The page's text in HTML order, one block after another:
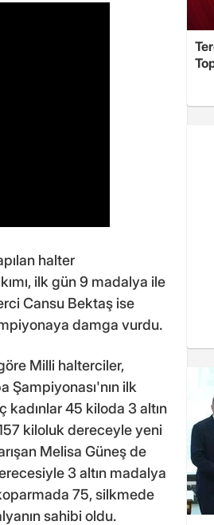
halter
ilk gün 9 madalya ile
Cansu Bektaş ise
damga vurdu.
Milli halterciler,
Şampiyonası'nın ilk
kadınlar 45 kiloda 3 altın
kiloluk dereceyle yeni
Melisa Güneş de
3 altın madalya
75, silkmede
sahibi oldu.